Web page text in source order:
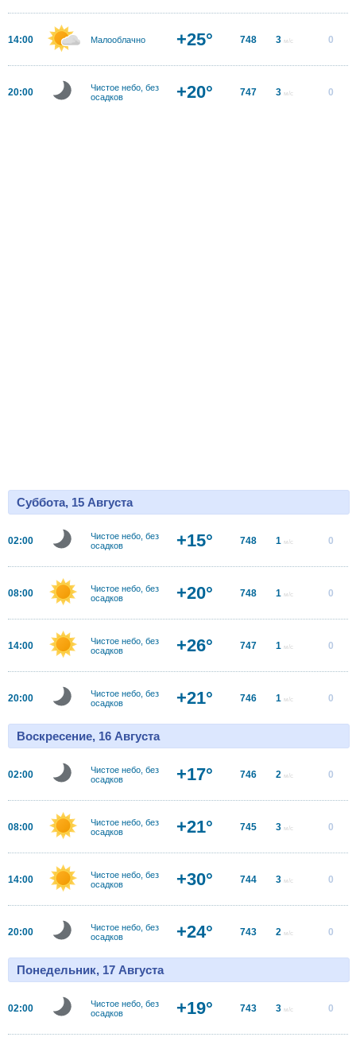
14:00 Малооблачно +25° 748 3 м/с 0
20:00
Чистое небо, без
осадков
+20° 747 3 м/с 0
Суббота, 15 Августа
02:00
Чистое небо, без
осадков
+15° 748 1 м/с 0
08:00
Чистое небо, без
осадков
+20° 748 1 м/с 0
14:00
Чистое небо, без
осадков
+26° 747 1 м/с 0
20:00
Чистое небо, без
осадков
+21° 746 1 м/с 0
Воскресение, 16 Августа
02:00
Чистое небо, без
осадков
+17° 746 2 м/с 0
08:00
Чистое небо, без
осадков
+21° 745 3 м/с 0
14:00
Чистое небо, без
осадков
+30° 744 3 м/с 0
20:00
Чистое небо, без
осадков
+24° 743 2 м/с 0
Понедельник, 17 Августа
02:00
Чистое небо, без
осадков
+19° 743 3 м/с 0